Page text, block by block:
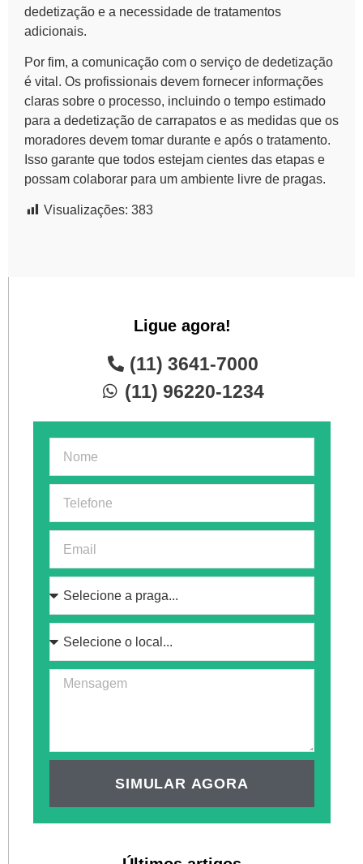
dedetização e a necessidade de tratamentos
adicionais.
Por fim, a comunicação com o serviço de dedetização
é vital. Os profissionais devem fornecer informações
claras sobre o processo, incluindo o tempo estimado
para a dedetização de carrapatos e as medidas que os
moradores devem tomar durante e após o tratamento.
Isso garante que todos estejam cientes das etapas e
possam colaborar para um ambiente livre de pragas.
Visualizações: 383
Ligue agora!
(11) 3641-7000
(11) 96220-1234
SIMULAR AGORA